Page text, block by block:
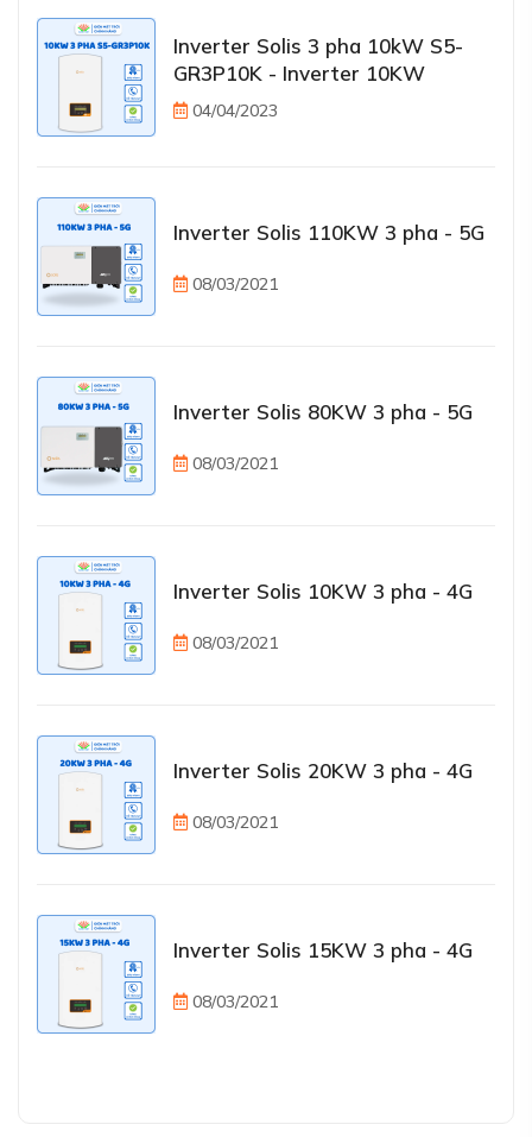
Inverter Solis 3 pha 10kW S5-
GR3P10K - Inverter 10KW
04/04/2023
Inverter Solis 110KW 3 pha - 5G
08/03/2021
Inverter Solis 80KW 3 pha - 5G
08/03/2021
Inverter Solis 10KW 3 pha - 4G
08/03/2021
Inverter Solis 20KW 3 pha - 4G
08/03/2021
Inverter Solis 15KW 3 pha - 4G
08/03/2021